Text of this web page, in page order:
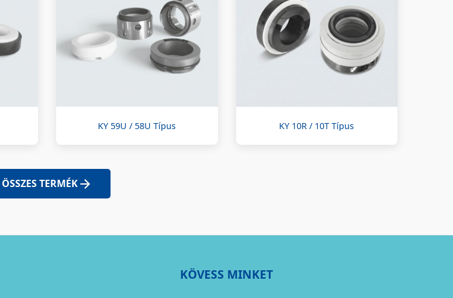
KY 59U / 58U Típus KY 10R / 10T Típus
ÖSSZES TERMÉK
KÖVESS MINKET